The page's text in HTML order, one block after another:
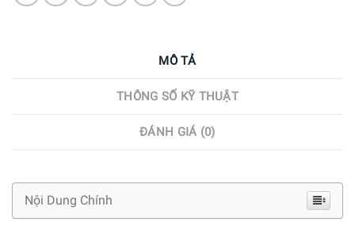
MÔ TẢ
THÔNG SỐ KỸ THUẬT
ĐÁNH GIÁ (0)
Nội Dung Chính